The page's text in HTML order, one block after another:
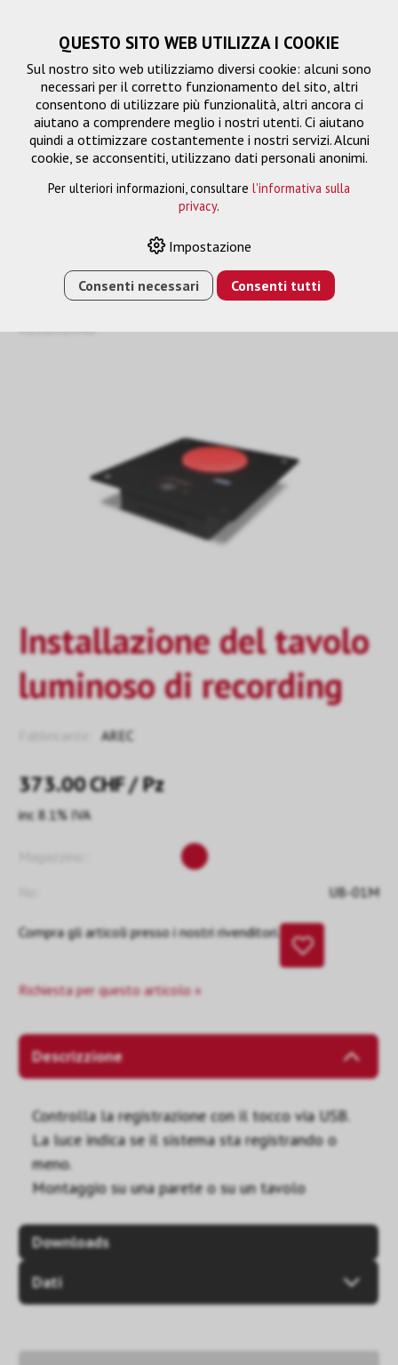
› E-SHOP › SISTEMI DI REGISTRAZIONE ›
RECORDING
Installazione del tavolo
luminoso di recording
AREC
373.00CHF/ Pz
inc 8.1% IVA
UB-01M
Compra gli articoli presso i nostri rivenditori.
Richiesta per questo articolo »
Descrizzione
Controlla la registrazione con il tocco via USB.
La luce indica se il sistema sta registrando o
meno.
Montaggio su una parete o su un tavolo
Downloads
Dati
QUESTO SITO WEB UTILIZZA I COOKIE
Sul nostro sito web utilizziamo diversi cookie: alcuni sono
necessari per il corretto funzionamento del sito, altri
consentono di utilizzare più funzionalità, altri ancora ci
aiutano a comprendere meglio i nostri utenti. Ci aiutano
quindi a ottimizzare costantemente i nostri servizi. Alcuni
cookie, se acconsentiti, utilizzano dati personali anonimi.
Per ulteriori informazioni, consultare l'informativa sulla
privacy.
Impostazione
Consenti necessari Consenti tutti